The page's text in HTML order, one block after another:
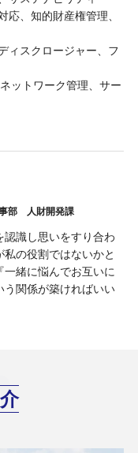
、知的財産権管理、
ィスクロージャー、フ
ットワーク管理、サー
部 人財開発課
識し思いをすり合わ
の役割ではないかと
緒に悩んでお互いに
う関係が築ければいい